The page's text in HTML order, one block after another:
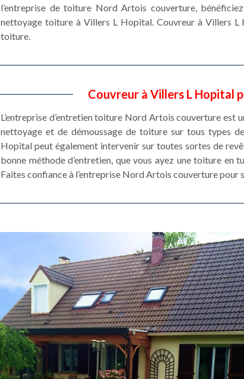
l’entreprise de toiture Nord Artois couverture,
nettoyage toiture à Villers L Hopital. Couvreur à Villers
toiture.
Couvreur à Villers L
L’entreprise d’entretien toiture Nord Artois couverture est
nettoyage et de démoussage de toiture sur tous types
Hopital peut également intervenir sur toutes sortes de
bonne méthode d’entretien, que vous ayez une toiture en
Faites confiance à l’entreprise Nord Artois couverture pour